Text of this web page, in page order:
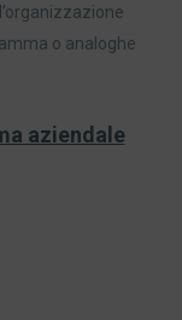
o analoghe
aziendale